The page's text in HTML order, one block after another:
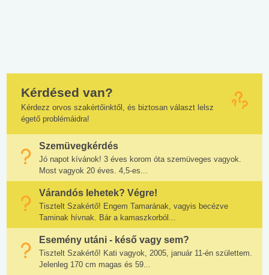
Kérdésed van?
Kérdezz orvos szakértőinktől, és biztosan választ lelsz
égető problémáidra!
Szemüvegkérdés
Jó napot kívánok! 3 éves korom óta szemüveges vagyok.
Most vagyok 20 éves. 4,5-es...
Várandós lehetek? Végre!
Tisztelt Szakértő! Engem Tamarának, vagyis becézve
Taminak hívnak. Bár a kamaszkorból...
Esemény utáni - késő vagy sem?
Tisztelt Szakértő! Kati vagyok, 2005, január 11-én születtem.
Jelenleg 170 cm magas és 59...